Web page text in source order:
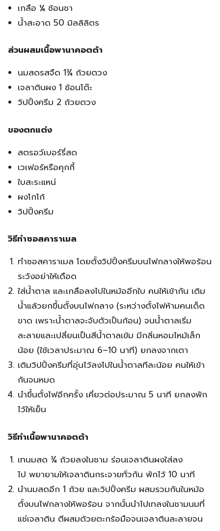
เกลือ ¼ ช้อนชา
น้ำสะอาด 50 มิลลิลิตร
ส่วนผสมเนื้อพานาคอตต้า
นมสดรสจืด 1¾ ถ้วยตวง
เจลาตินผง 1 ช้อนโต๊ะ
วิปปิ้งครีม 2 ถ้วยตวง
ของตกแต่ง
สตรอว์เบอร์รี่สด
เวเฟอร์หรือคุกกี้
ใบสะระแหน่
ผงโกโก้
วิปปิ้งครีม
วิธีทำซอสคาราเมล
ทำซอสคาราเมล โดยตั้งวิปปิ้งครีมบนไฟกลางให้พอร้อน
ระวังอย่าให้เดือด
ใส่น้ำตาล และเกลือลงไปในหม้ออีกใบ คนให้เข้ากัน เติม
น้ำแล้วยกขึ้นตั้งบนไฟกลาง (ระหว่างตั้งไฟห้ามคนเด็ด
ขาด เพราะน้ำตาลจะจับตัวเป็นก้อน) จนน้ำตาลเริ่ม
ละลายและเปลี่ยนเป็นสีน้ำตาลเข้ม มีกลิ่นหอมไหม้เล็ก
น้อย (ใช้เวลาประมาณ 6–10 นาที) ยกลงจากเตา
เติมวิปปิ้งครีมที่อุ่นไว้ลงไปในน้ำตาลทีละน้อย คนให้เข้า
กันจนหมด
นำขึ้นตั้งไฟอีกครั้ง เคี่ยวต่อประมาณ 5 นาที ยกลงพัก
ไว้ให้เย็น
วิธีทำเนื้อพานาคอตต้า
เทนมสด ¾ ถ้วยลงในชาม ร่อนเจลาตินผงใส่ลง
ไป พยายามให้เจลาตินกระจายทั่วกัน พักไว้ 10 นาที
นำนมสดอีก 1 ถ้วย และวิปปิ้งครีม ผสมรวมกันในหม้อ
ตั้งบนไฟกลางให้พอร้อน จากนั้นนำไปเทลงในชามนมที่
แช่เจลาติน ตีผสมด้วยตะกร้อมือจนเจลาตินละลายจน